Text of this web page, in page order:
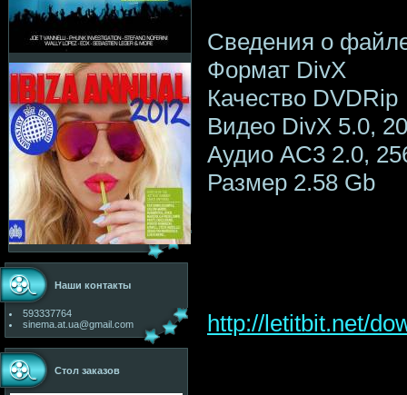
Наши контакты
593337764
sinema.at.ua@gmail.com
Стол заказов
Сведения о
Формат DivX
Качество DVDRip
Видео DivX 5.0,
Аудио AC3 2.0,
Размер 2.58 Gb
http://letitbit.net/